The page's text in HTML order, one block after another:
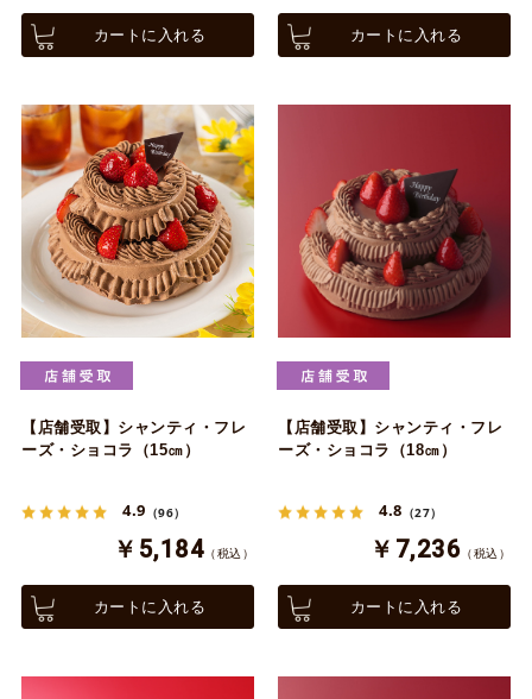
カートに入れる カートに入れる
【店舗受取】シャンティ・フレ
ーズ・ショコラ（15㎝）
4.9 （96）
￥5,184 （税込）
カートに入れる
【店舗受取】シャンティ・フレ
ーズ・ショコラ（18㎝）
4.8 （27）
￥7,236 （税込）
カートに入れる